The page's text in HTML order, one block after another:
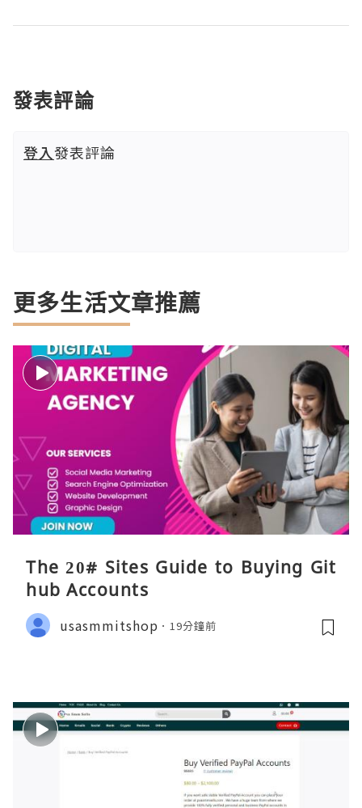
發表評論
登入發表評論
更多生活文章推薦
The 20# Sites Guide to Buying Git
hub Accounts
usasmmitshop 19分鐘前